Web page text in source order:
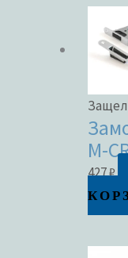
M-
427₽